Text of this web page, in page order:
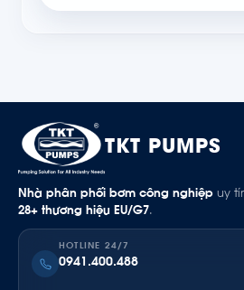
TKT PUMPS
Nhà phân phối bơm công nghiệp uy
28+ thương hiệu EU/G7.
HOTLINE 24/7
0941.400.488